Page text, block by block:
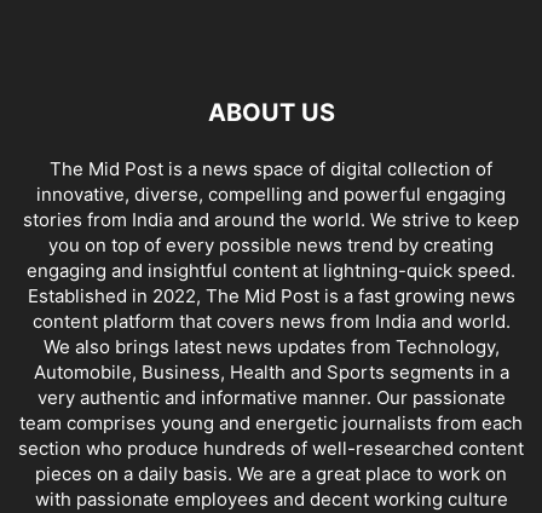
ABOUT US
The Mid Post is a news space of digital collection of
innovative, diverse, compelling and powerful engaging
stories from India and around the world. We strive to keep
you on top of every possible news trend by creating
engaging and insightful content at lightning-quick speed.
Established in 2022, The Mid Post is a fast growing news
content platform that covers news from India and world.
We also brings latest news updates from Technology,
Automobile, Business, Health and Sports segments in a
very authentic and informative manner. Our passionate
team comprises young and energetic journalists from each
section who produce hundreds of well-researched content
pieces on a daily basis. We are a great place to work on
with passionate employees and decent working culture